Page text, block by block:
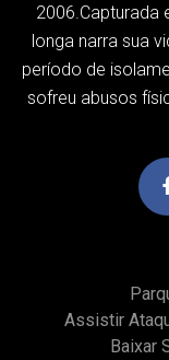
2006.Capturada
longa narra sua
período de
sofreu abusos
Assistir
Baixar